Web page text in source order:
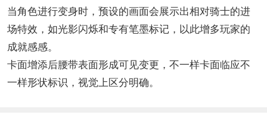
当角色进行变身时，预设的画面会展示出相对骑士的进
场特效，如光影闪烁和专有笔墨标记，以此增多玩家的
成就感感。
卡面增添后腰带表面形成可见变更，不一样卡面临应不
一样形状标识，视觉上区分明确。